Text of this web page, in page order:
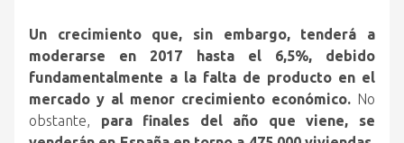
Un crecimiento que, sin embargo, tenderá a
moderarse en 2017 hasta el 6,5%, debido
fundamentalmente a la falta de producto en el
mercado y al menor crecimiento económico. No
obstante, para finales del año que viene, se